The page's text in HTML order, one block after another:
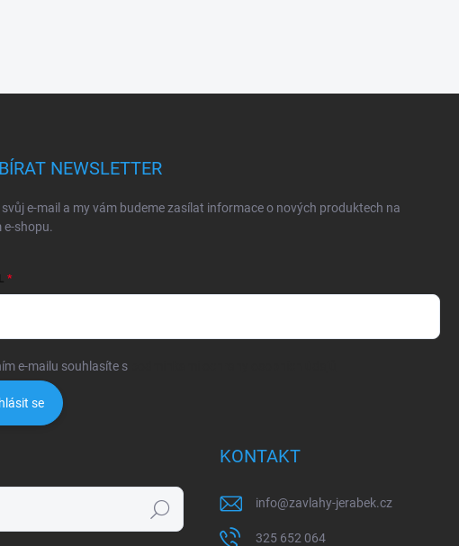
NEWSLETTER
e-mail a my vám budeme zasílat informace o nových produktech na
e-shopu.
e-mailu souhlasíte s
se
Hledat
KONTAKT
info@zavlahy-jerabek.cz
325 652 064